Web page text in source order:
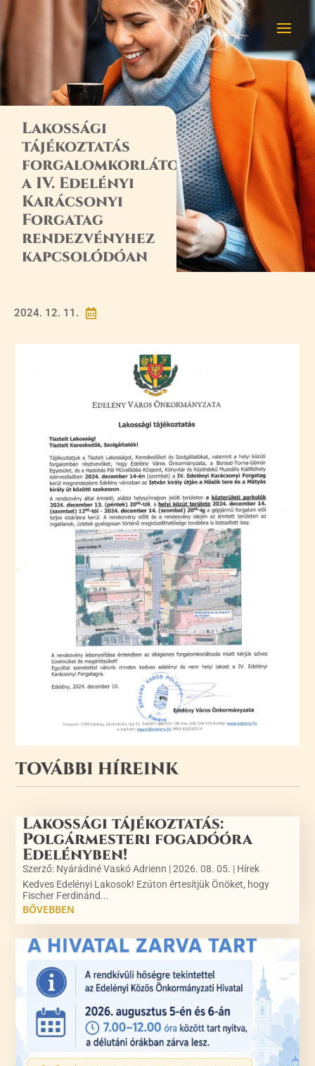
Lakossági
tájékoztatás
forgalomkorlátozásról
a IV. Edelényi
Karácsonyi
Forgatag
rendezvényhez
kapcsolódóan

2024. 12. 11.
TOVÁBBI HÍREINK
Lakossági tájékoztatás:
Polgármesteri fogadóóra
Edelényben!
Szerző: Nyárádiné Vaskó Adrienn |2026. 08. 05. | Hírek
Kedves Edelényi Lakosok! Ezúton értesítjük Önöket, hogy
Fischer Ferdinánd...
BŐVEBBEN